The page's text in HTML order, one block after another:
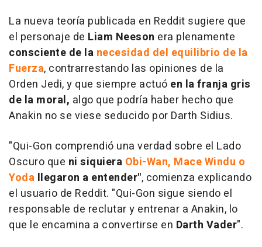
La nueva teoría publicada en Reddit sugiere que
el personaje de Liam Neeson era plenamente
consciente de la necesidad del equilibrio de la
Fuerza, contrarrestando las opiniones de la
Orden Jedi, y que siempre actuó en la franja gris
de la moral, algo que podría haber hecho que
Anakin no se viese seducido por Darth Sidius.
"Qui-Gon comprendió una verdad sobre el Lado
Oscuro que ni siquiera Obi-Wan, Mace Windu o
Yoda llegaron a entender", comienza explicando
el usuario de Reddit. "Qui-Gon sigue siendo el
responsable de reclutar y entrenar a Anakin, lo
que le encamina a convertirse en Darth Vader".